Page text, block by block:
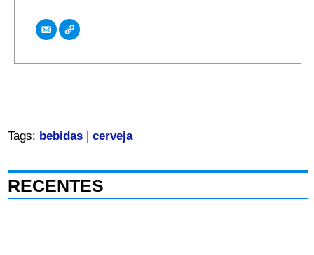
Tags: bebidas| cerveja
RECENTES